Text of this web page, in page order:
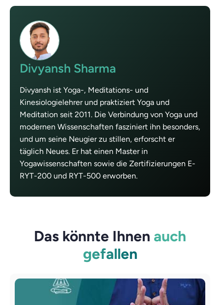
Divyansh Sharma
Divyansh ist Yoga-, Meditations- und
Kinesiologielehrer und praktiziert Yoga und
Meditation seit 2011. Die Verbindung von Yoga und
modernen Wissenschaften fasziniert ihn besonders,
und um seine Neugier zu stillen, erforscht er
täglich Neues. Er hat einen Master in
Yogawissenschaften sowie die Zertifizierungen E-
RYT-200 und RYT-500 erworben.
Das könnte Ihnen auch
gefallen